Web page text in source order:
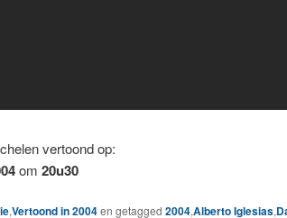
vertoond op:
om 20u30
,Vertoond in 2004en getagged 2004,Alberto Iglesias,